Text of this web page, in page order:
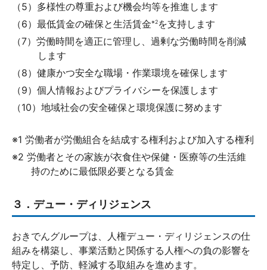
（5）多様性の尊重および機会均等を推進します
（6）最低賃金の確保と生活賃金※2を支持します
（7）労働時間を適正に管理し、過剰な労働時間を削減
します
（8）健康かつ安全な職場・作業環境を確保します
（9）個人情報およびプライバシーを保護します
（10）地域社会の安全確保と環境保護に努めます
※1 労働者が労働組合を結成する権利および加入する権利
※2 労働者とその家族が衣食住や保健・医療等の生活維
持のために最低限必要となる賃金
３．デュー・ディリジェンス
おきでんグループは、人権デュー・ディリジェンスの仕
組みを構築し、事業活動と関係する人権への負の影響を
特定し、予防、軽減する取組みを進めます。